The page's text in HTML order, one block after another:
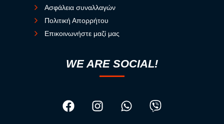
Ασφάλεια συναλλαγών
Πολιτική Απορρήτου
Επικοινωνήστε μαζί μας
WE ARE SOCIAL!